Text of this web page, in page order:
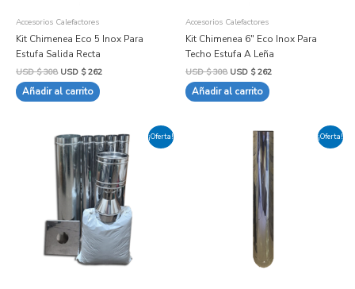
Accesorios Calefactores
Kit Chimenea Eco 5 Inox Para
Estufa Salida Recta
USD $308 USD $262
Añadir al carrito
Accesorios Calefactores
Kit Chimenea 6″ Eco Inox Para
Techo Estufa A Leña
USD $308 USD $262
Añadir al carrito
¡Oferta!
El
precio
original
era:
USD
$ 375.
El
precio
actual
es:
USD
$ 319.
¡Oferta!
original
El
precio
actual
es:
USD
$ 46.